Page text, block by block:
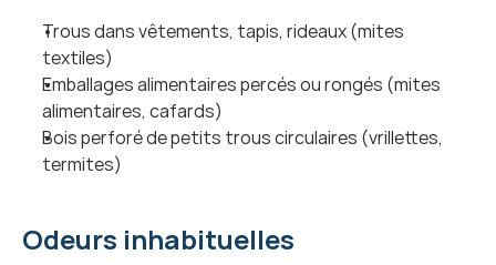
Trous dans vêtements, tapis, rideaux (mites
textiles)
Emballages alimentaires percés ou rongés (mites
alimentaires, cafards)
Bois perforé de petits trous circulaires (vrillettes,
termites)
Odeurs inhabituelles